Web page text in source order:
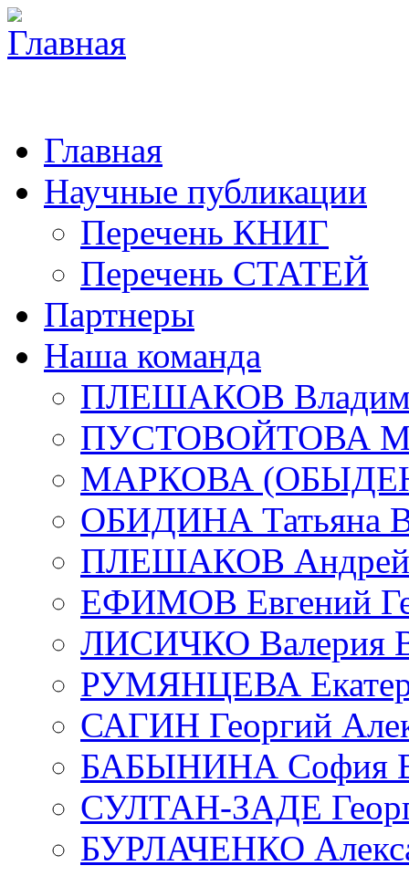
Главная
Научные публикации
Перечень КНИГ
Перечень СТАТЕЙ
Партнеры
Наша команда
ПЛЕШАКОВ
ПУСТОВОЙТОВА
МАРКОВА
ОБИДИНА Татьяна
ПЛЕШАКОВ Андрей
ЕФИМОВ Евгений
ЛИСИЧКО Валерия
РУМЯНЦЕВА
САГИН Георгий
БАБЫНИНА София
СУЛТАН-ЗАДЕ
БУРЛАЧЕНКО